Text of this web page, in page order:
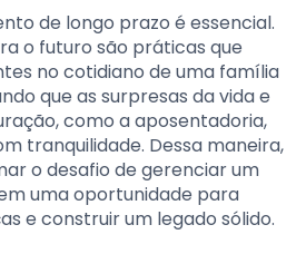
de longo prazo é essencial.
o futuro são práticas que
no cotidiano de uma família
que as surpresas da vida e
como a aposentadoria,
tranquilidade. Dessa maneira,
o desafio de gerenciar um
uma oportunidade para
e construir um legado sólido.